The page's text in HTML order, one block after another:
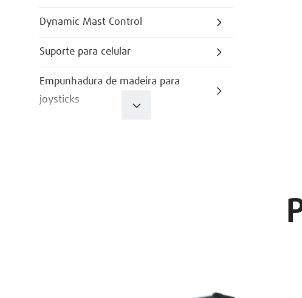
Dynamic Mast Control
Suporte para celular
Empunhadura de madeira para
joysticks